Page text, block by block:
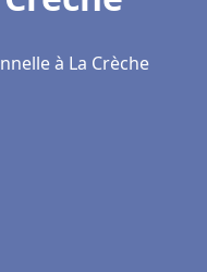
à La Crèche